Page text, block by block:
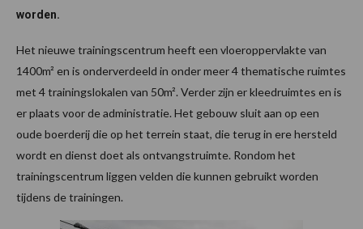
worden.
Het nieuwe trainingscentrum heeft een vloeroppervlakte van
1400m² en is onderverdeeld in onder meer 4 thematische ruimtes
met 4 trainingslokalen van 50m². Verder zijn er kleedruimtes en is
er plaats voor de administratie. Het gebouw sluit aan op een
oude boerderij die op het terrein staat, die terug in ere hersteld
wordt en dienst doet als ontvangstruimte. Rondom het
trainingscentrum liggen velden die kunnen gebruikt worden
tijdens de trainingen.